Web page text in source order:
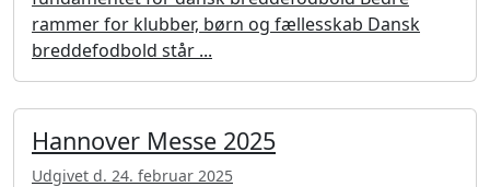
rammer for klubber, børn og fællesskab Dansk
breddefodbold står ...
Hannover Messe 2025
Udgivet d. 24. februar 2025